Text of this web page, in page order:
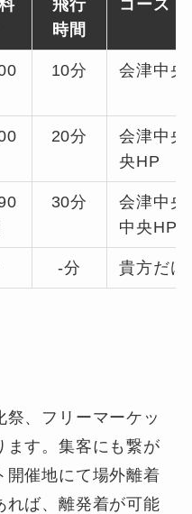
飛行
時間
コース
10分 会津中央
20分
会津中央
央HP
30分
会津中央
中央HP
-分 貴方だけ
、フリーマーケッ
ます。集客にも繋が
開催地にて場外離着
れば、離発着が可能